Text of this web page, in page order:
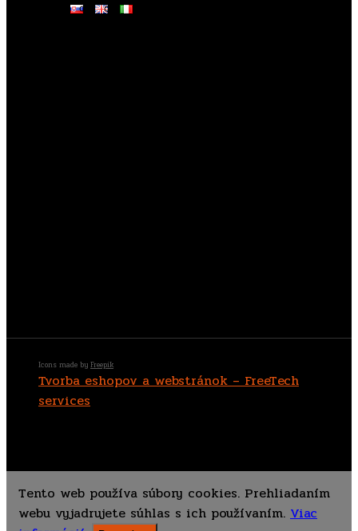
Copyright © 2021 KOVO VLHA, s. r. o.
Icons made by Freepik
Tvorba eshopov a webstránok – FreeTech
services
Tento web používa súbory cookies. Prehliadaním
webu vyjadrujete súhlas s ich používaním. Viac